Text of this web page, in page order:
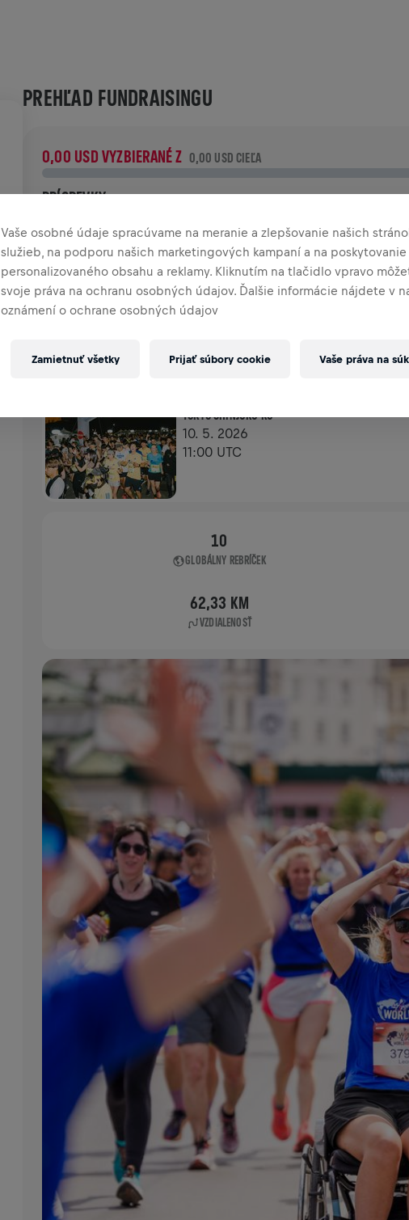
PREHĽAD FUNDRAISINGU
0,00 USD VYZBIERANÉ Z 0,00 USD CIEĽA
PRÍSPEVKY
Prispej k zmene! 100 % z tvojho príspevku putuje priamo na
výskum poranení miechy.
HISTÓRIA
WINGS FOR LIFE WORLD RUN
TOKYO SHINJUKU KU
10. 5. 2026
11:00 UTC
10
GLOBÁLNY REBRÍČEK
62,33 KM
VZDIALENOSŤ
Vaše osobné údaje spracúvame na meranie a zlepšovanie našich
služieb, na podporu našich marketingových kampaní a na poskytovanie
personalizovaného obsahu a reklamy. Kliknutím na tlačidlo vpravo
svoje práva na ochranu osobných údajov. Ďalšie informácie nájdete v
oznámení o ochrane osobných údajov
Vaše práva na
Zamietnuť všetky Prijať súbory cookie